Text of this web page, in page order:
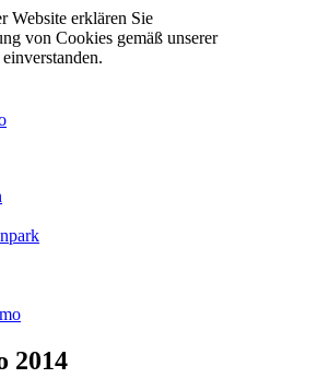
Website erklären Sie
von Cookies gemäß unserer
einverstanden.
2014